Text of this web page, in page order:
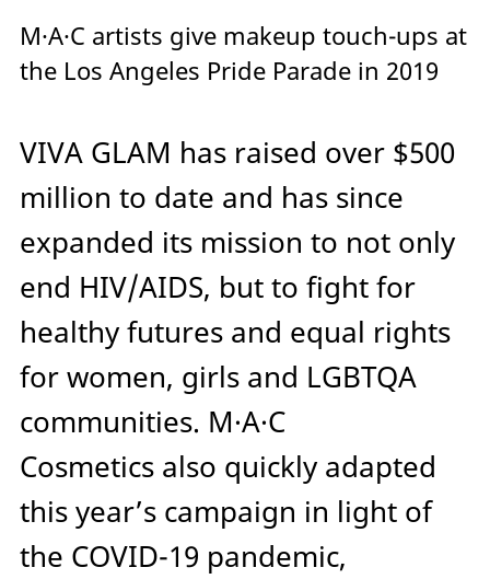
M·A·C artists give makeup touch-ups at
the Los Angeles Pride Parade in 2019
VIVA GLAM has raised over $500
million to date and has since
expanded its mission to not only
end HIV/AIDS, but to fight for
healthy futures and equal rights
for women, girls and LGBTQA
communities. M·A·C
Cosmetics also quickly adapted
this year’s campaign in light of
the COVID-19 pandemic,